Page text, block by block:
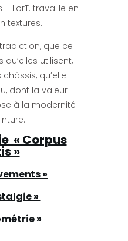
LorT. travaille en
textures.
que ce
utilisent,
qu’elle
dont la valeur
à la modernité
« Corpus
»
»
»
»